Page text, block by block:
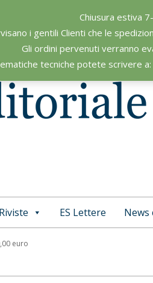
Chiusura estiva
i gentili Clienti che le
Gli ordini pervenuti verranno
tecniche potete scrivere
Riviste ES Lettere News
euro